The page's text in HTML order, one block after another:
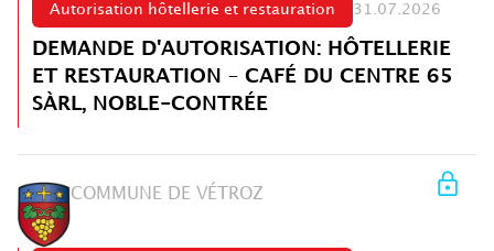
Autorisation hôtellerie et restauration 31.07.2026
DEMANDE D'AUTORISATION: HÔTELLERIE
ET RESTAURATION – CAFÉ DU CENTRE 65
SÀRL, NOBLE-CONTRÉE
COMMUNE DE VÉTROZ